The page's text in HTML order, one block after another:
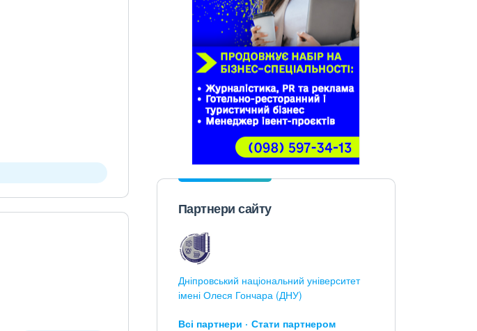
Партнери сайту
Дніпровський національний університет
імені Олеся Гончара (ДНУ)
Всі партнери Стати партнером